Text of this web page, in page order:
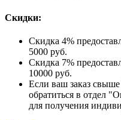
Скидки:
Скидка 4%
5000 руб.
Скидка 7%
10000 руб.
Если ваш заказ
обратиться в отдел
для получения